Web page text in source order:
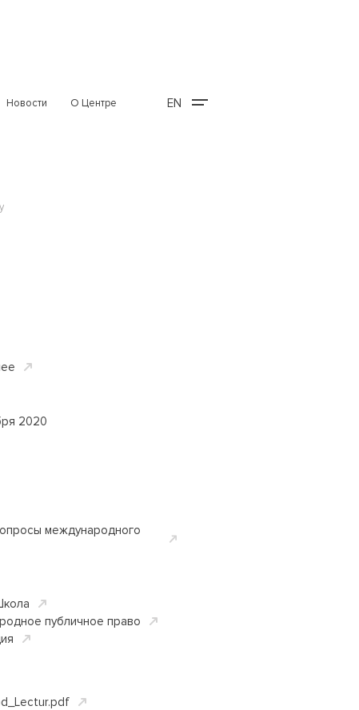
Новости О Центре EN
2020
международного
публичное право